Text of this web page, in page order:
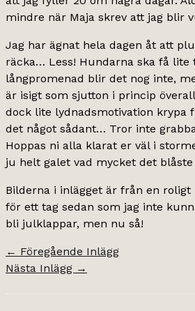
mindre när Maja skrev att jag blir
Jag har ägnat hela dagen åt att
räcka… Less! Hundarna ska få lite
långpromenad blir det nog inte,
är isigt som sjutton i princip
dock lite lydnadsmotivation krypa
det något sådant… Tror inte
Hoppas ni alla klarat er väl i
ju helt galet vad mycket det blåste
Bilderna i inlägget är från en
för ett tag sedan som jag inte
bli julklappar, men nu så!
← Föregående Inlägg
Nästa Inlägg →